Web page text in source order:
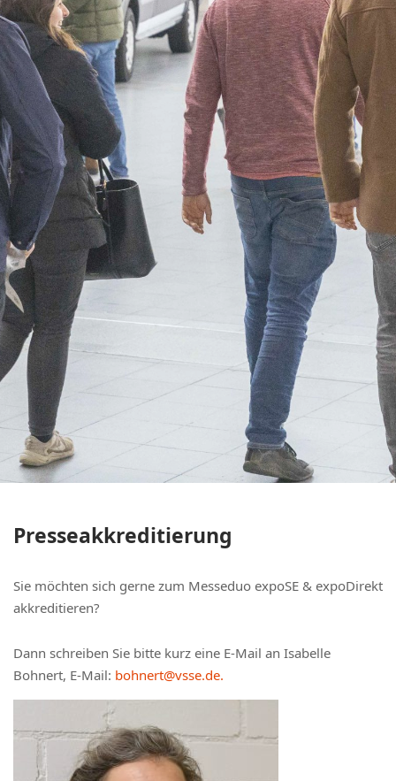
Presseakkreditierung
Sie möchten sich gerne zum Messeduo expoSE & expoDirekt
akkreditieren?
Dann schreiben Sie bitte kurz eine E-Mail an Isabelle
Bohnert, E-Mail: bohnert@vsse.de.